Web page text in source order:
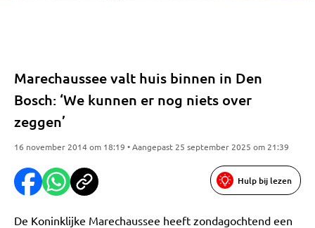
Marechaussee valt huis binnen in Den
Bosch: ‘We kunnen er nog niets over
zeggen’
16 november 2014 om 18:19 • Aangepast 25 september 2025 om 21:39
Hulp bij lezen
De Koninklijke Marechaussee heeft zondagochtend een